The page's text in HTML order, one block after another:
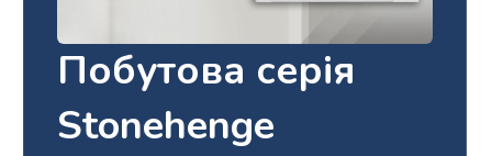
Побутова серія
Stonehenge